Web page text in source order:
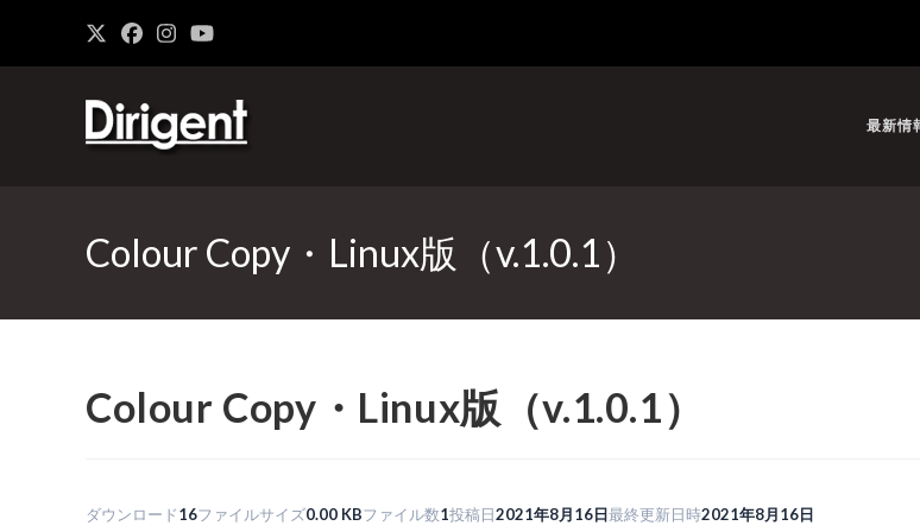
最新情
Colour Copy・Linux版（v.1.0.1）
Colour Copy・Linux版（v.1.0.1）
ダウンロード16ファイルサイズ0.00 KBファイル数1投稿日2021年8月16日最終更新日時2021年8月16日